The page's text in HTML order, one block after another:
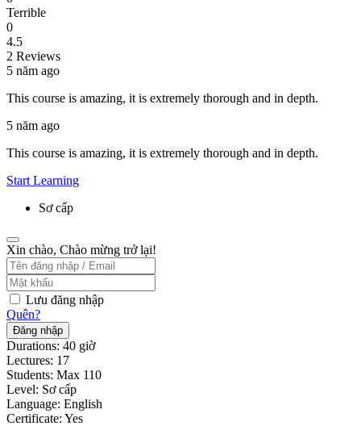
Terrible
0
4.5
2 Reviews
5 năm ago
This course is amazing, it is extremely thorough and in depth.
5 năm ago
This course is amazing, it is extremely thorough and in depth.
Start Learning
Sơ cấp
Xin chào, Chào mừng trở lại!
Lưu đăng nhập
Quên?
Đăng nhập
Durations: 40 giờ
Lectures: 17
Students: Max 110
Level: Sơ cấp
Language: English
Certificate: Yes